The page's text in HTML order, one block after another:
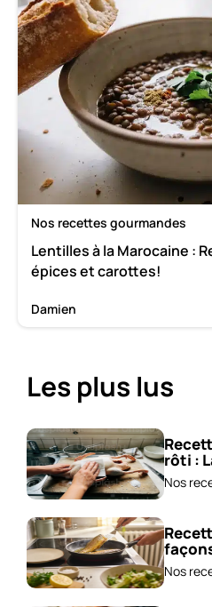
Nos recettes gourmandes
Lentilles à la Marocaine :
épices et carottes!
Damien
Les plus lus
rôti :
!Nos
Nos